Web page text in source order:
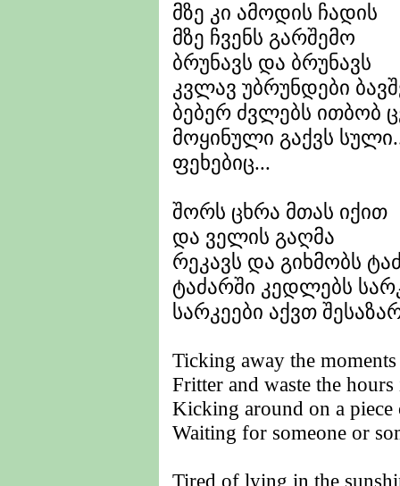
მზე კი ამოდის ჩადის
მზე ჩვენს გარშემო
ბრუნავს და ბრუნავს
კვლავ უბრუნდები
ბებერ ძვლებს ითბობ
მოყინული გაქვს
ფეხებიც...
შორს ცხრა მთას იქით
და ველის გაღმა
რეკავს და გიხმობს
ტაძარში კედლებს
სარკეები აქვთ
Ticking away the
Fritter and waste the
Kicking around on a
Waiting for someone or
Tired of lying in the